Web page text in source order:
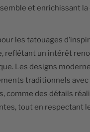
et enrichissant
les tatouages
reflétant un intérêt
Les designs
traditionnels avec
comme des détails
tout en respectant